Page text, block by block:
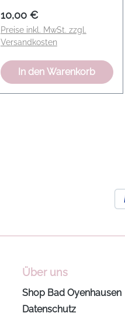
Regulärer Preis:
10,00 €
Preise inkl. MwSt. zzgl.
Versandkosten
In den Warenkorb
Über uns
Shop Bad Oyenhausen
Datenschutz